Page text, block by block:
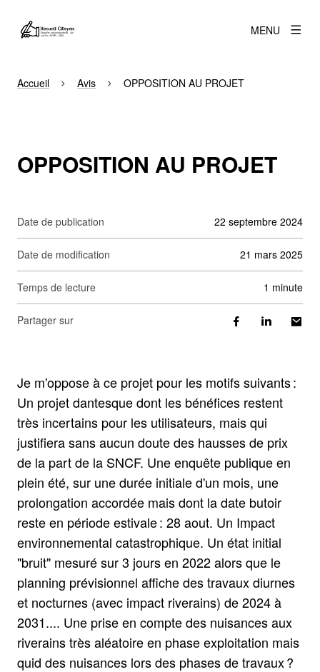
MENU
Accueil Avis OPPOSITION AU PROJET
OPPOSITION AU PROJET
Date de publication 22 septembre 2024
Date de modification 21 mars 2025
Temps de lecture 1 minute
Partager sur
Je m'oppose à ce projet pour les motifs suivants :
Un projet dantesque dont les bénéfices restent
très incertains pour les utilisateurs, mais qui
justifiera sans aucun doute des hausses de prix
de la part de la SNCF. Une enquête publique en
plein été, sur une durée initiale d'un mois, une
prolongation accordée mais dont la date butoir
reste en période estivale : 28 aout. Un Impact
environnemental catastrophique. Un état initial
"bruit" mesuré sur 3 jours en 2022 alors que le
planning prévisionnel affiche des travaux diurnes
et nocturnes (avec impact riverains) de 2024 à
2031.... Une prise en compte des nuisances aux
riverains très aléatoire en phase exploitation mais
quid des nuisances lors des phases de travaux ?